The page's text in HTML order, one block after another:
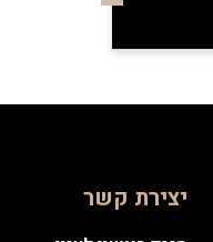
יצירת קשר